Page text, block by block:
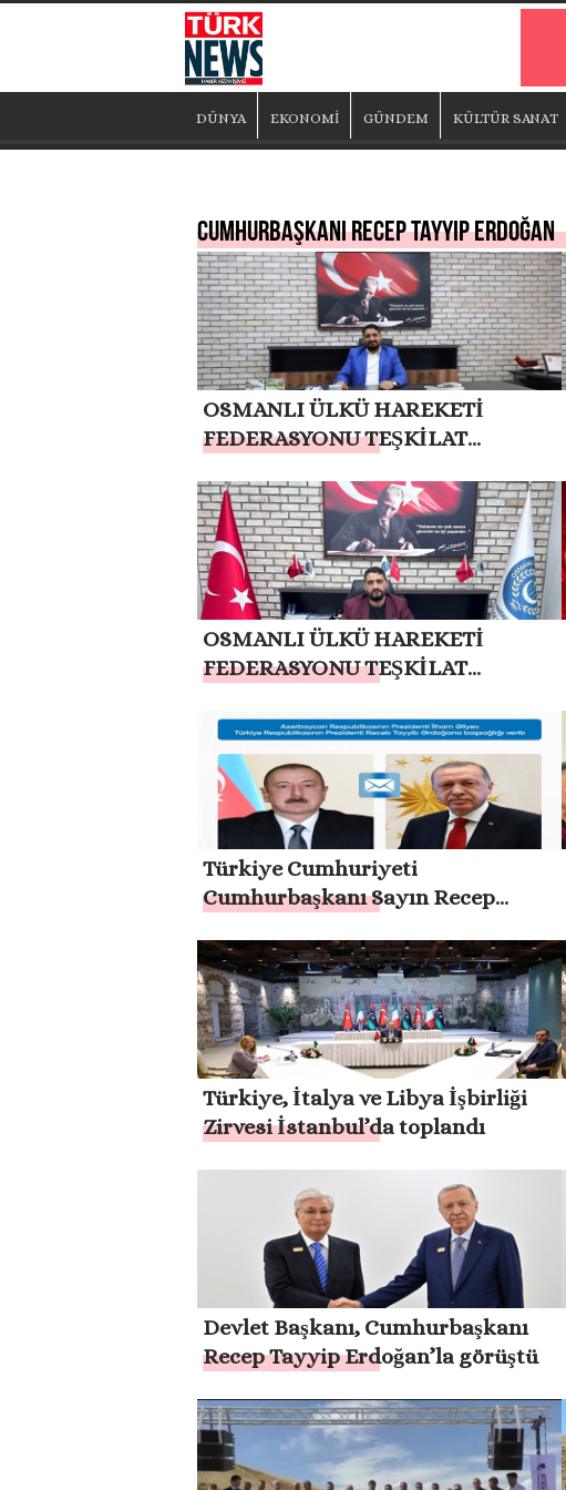
DÜNYA EKONOMİ GÜNDEM KÜLTÜR SANAT
Cumhurbaşkanı Recep Tayyip Erdoğan
OSMANLI ÜLKÜ HAREKETİ
FEDERASYONU TEŞKİLAT
“CUMHURBAŞKANIMIZ RECEP
TAYYİP ERDOĞAN’IN HER ZAMAN
YANINDAYIZ”
OSMANLI ÜLKÜ HAREKETİ
FEDERASYONU TEŞKİLAT
“TERÖRSÜZ TÜRKİYE HEDEFİNİ
DESTEKLİYORUZ”
Türkiye Cumhuriyeti
Cumhurbaşkanı Sayın Recep
Türkiye, İtalya ve Libya İşbirliği
Zirvesi İstanbul’da toplandı
Devlet Başkanı, Cumhurbaşkanı
Recep Tayyip Erdoğan’la görüştü